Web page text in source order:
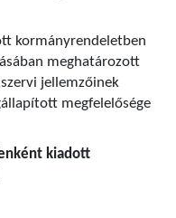
kormányrendeletben
meghatározott
jellemzőinek
megfelelősége
kiadott